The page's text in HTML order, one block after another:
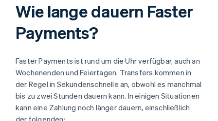
Wie lange dauern Faster
Payments?
Faster Payments ist rund um die Uhr verfügbar, auch an
Wochenenden und Feiertagen. Transfers kommen in
der Regel in Sekundenschnelle an, obwohl es manchmal
bis zu zwei Stunden dauern kann. In einigen Situationen
kann eine Zahlung noch länger dauern, einschließlich